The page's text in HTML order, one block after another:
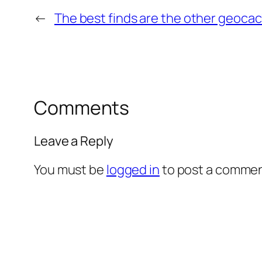
← The best finds are the other
Comments
Leave a Reply
You must be logged into post a